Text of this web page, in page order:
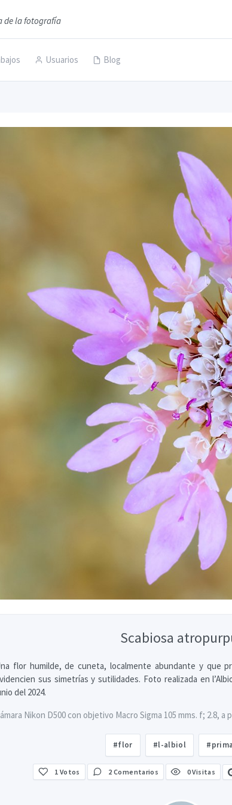
de la fotografía
Usuarios Blog
Scabiosa
flor humilde, de cuneta, localmente abundante y que
sus simetrías y sutilidades. Foto realizada en
del 2024.
Nikon D500 con objetivo Macro Sigma 105 mms. f; 2.8, a
#flor #l-albiol
1 Votos 2 Comentarios 0 Visitas